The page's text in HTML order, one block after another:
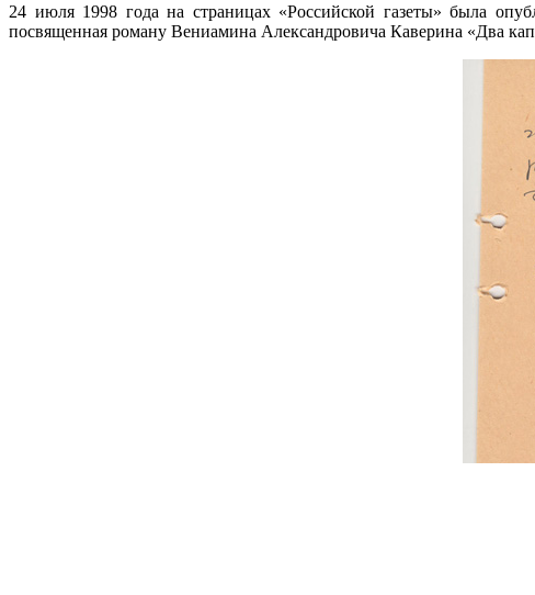
24 июля 1998 года на страницах «Российской газеты» была
посвященная роману Вениамина Александровича Каверина «Два